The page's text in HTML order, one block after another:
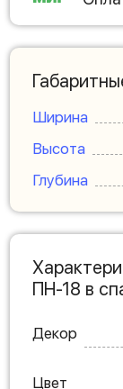
Ширина
Высота
Глубина
ПН-18 в
Декор
Цвет